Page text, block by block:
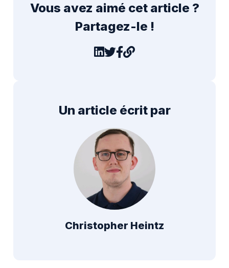
Vous avez aimé cet article ?
Partagez-le !
Un article écrit par
Christopher Heintz